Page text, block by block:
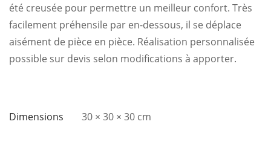
été creusée pour permettre un meilleur confort. Très
facilement préhensile par en-dessous, il se déplace
aisément de pièce en pièce. Réalisation personnalisée
possible sur devis selon modifications à apporter.
Dimensions 30 × 30 × 30 cm